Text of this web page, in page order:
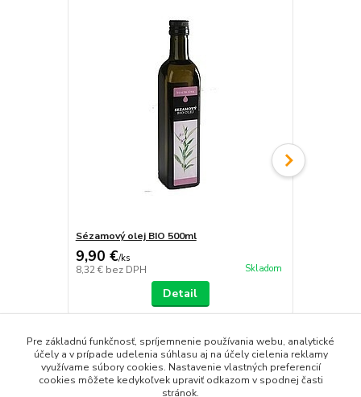
Sézamový olej BIO 500ml
9,90 €/ks
8,32 € bez DPH Skladom
Detail
Tovar zaradený v kategóriách
Pre základnú funkčnosť, spríjemnenie používania webu, analytické
účely a v prípade udelenia súhlasu aj na účely cielenia reklamy
využívame súbory cookies. Nastavenie vlastných preferencií
cookies môžete kedykoľvek upraviť odkazom v spodnej časti
stránok.